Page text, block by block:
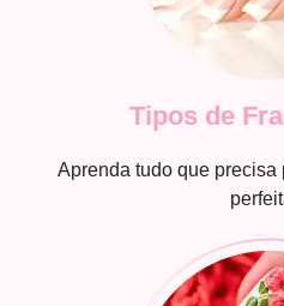
Tipos de
Aprenda tudo que precisa